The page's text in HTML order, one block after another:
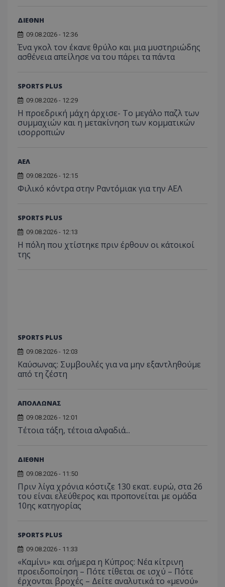
ΔΙΕΘΝΗ
09.08.2026 - 12:36
Ένα γκολ τον έκανε θρύλο και μια μυστηριώδης
ασθένεια απείλησε να του πάρει τα πάντα
SPORTS PLUS
09.08.2026 - 12:29
Η προεδρική μάχη άρχισε- Το μεγάλο παζλ των
συμμαχιών και η μετακίνηση των κομματικών
ισορροπιών
ΑΕΛ
09.08.2026 - 12:15
Φιλικό κόντρα στην Ραντόμιακ για την ΑΕΛ
SPORTS PLUS
09.08.2026 - 12:13
Η πόλη που χτίστηκε πριν έρθουν οι κάτοικοί
της
SPORTS PLUS
09.08.2026 - 12:03
Kαύσωνας: Συμβουλές για να μην εξαντληθούμε
από τη ζέστη
ΑΠΟΛΛΩΝΑΣ
09.08.2026 - 12:01
Τέτοια τάξη, τέτοια αλφαδιά...
ΔΙΕΘΝΗ
09.08.2026 - 11:50
Πριν λίγα χρόνια κόστιζε 130 εκατ. ευρώ, στα 26
του είναι ελεύθερος και προπονείται με ομάδα
10ης κατηγορίας
SPORTS PLUS
09.08.2026 - 11:33
«Καμίνι» και σήμερα η Κύπρος: Νέα κίτρινη
προειδοποίηση – Πότε τίθεται σε ισχύ – Πότε
έρχονται βροχές – Δείτε αναλυτικά το «μενού»